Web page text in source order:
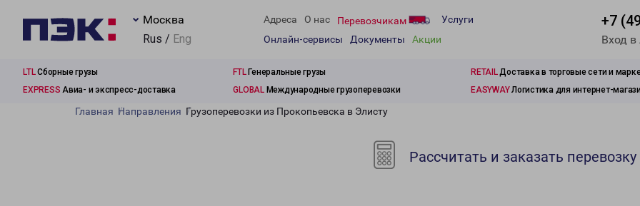
Москва
Rus / Eng
Адреса О нас Перевозчикам
Услуги
Онлайн-сервисы
Документы Акции
+7
Вход
LTLСборные грузы FTLГенеральные грузы RETAILДоставка в торговые сети и
EXPRESS Авиа- и экспресс-доставка GLOBALМеждународные грузоперевозки EASYWAYЛогистика для интернет-
Главная Направления Грузоперевозки из Прокопьевска в Элисту
Рассчитать и заказать перевозку